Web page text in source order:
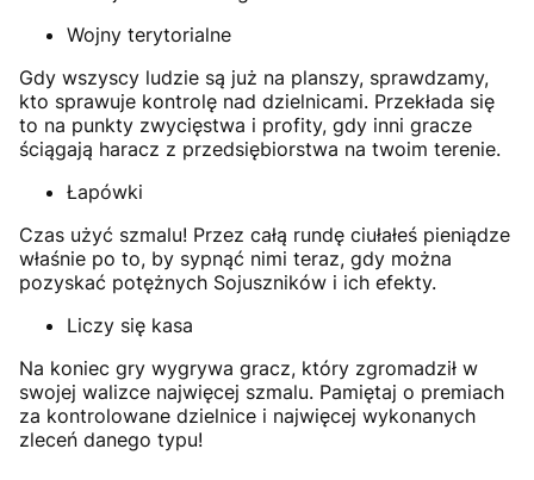
Wojny terytorialne
Gdy wszyscy ludzie są już na planszy, sprawdzamy,
kto sprawuje kontrolę nad dzielnicami. Przekłada się
to na punkty zwycięstwa i profity, gdy inni gracze
ściągają haracz z przedsiębiorstwa na twoim terenie.
Łapówki
Czas użyć szmalu! Przez całą rundę ciułałeś pieniądze
właśnie po to, by sypnąć nimi teraz, gdy można
pozyskać potężnych Sojuszników i ich efekty.
Liczy się kasa
Na koniec gry wygrywa gracz, który zgromadził w
swojej walizce najwięcej szmalu. Pamiętaj o premiach
za kontrolowane dzielnice i najwięcej wykonanych
zleceń danego typu!